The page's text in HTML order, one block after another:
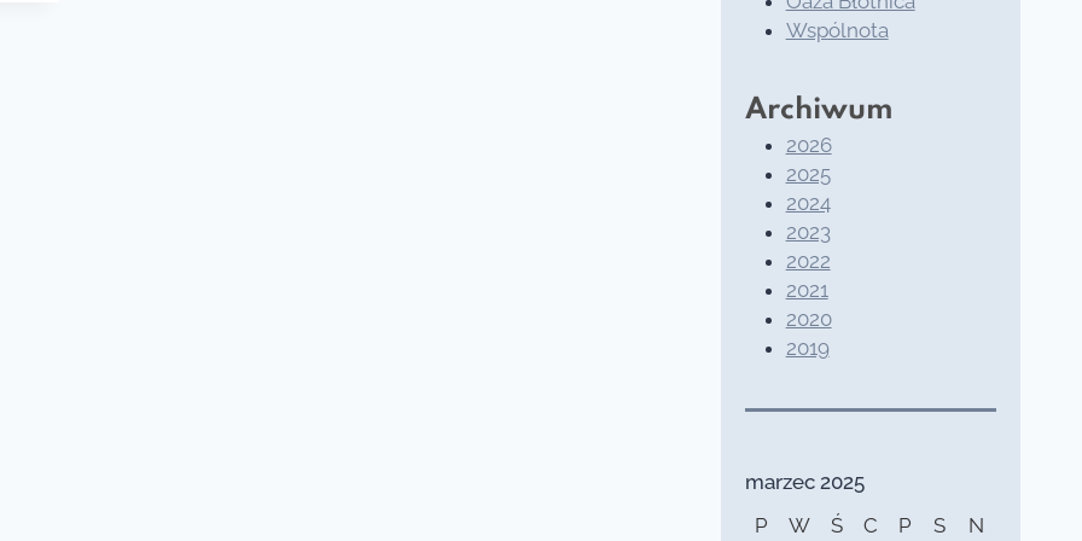
Wspólnota
Archiwum
2026
2025
2024
2023
2022
2021
2020
2019
marzec 2025
P
W Ś C P S N